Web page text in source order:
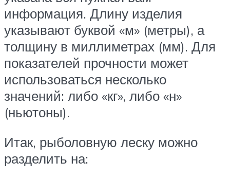
информация. Длину изделия
указывают буквой «м» (метры), а
толщину в миллиметрах (мм). Для
показателей прочности может
использоваться несколько
значений: либо «кг», либо «н»
(ньютоны).
Итак, рыболовную леску можно
разделить на: